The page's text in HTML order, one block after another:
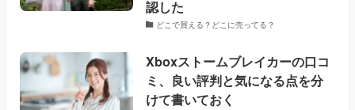
認した
どこで買える？どこに売ってる？
Xboxストームブレイカーの口コ
ミ、良い評判と気になる点を分
けて書いておく